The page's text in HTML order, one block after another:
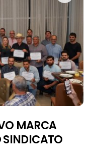
MARCA
SINDICATO